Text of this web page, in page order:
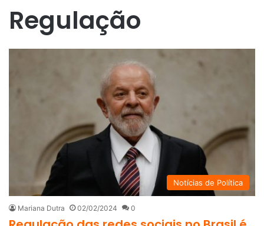
Regulação
Notícias de Política
Mariana Dutra 02/02/2024 0